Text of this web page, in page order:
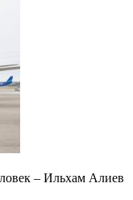
– Ильхам Алиев